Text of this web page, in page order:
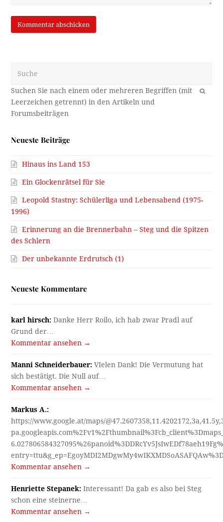
OK
Neueste Beiträge
Hinaus ins Land 153
Ein Glockenrätsel für Sie
Leopold Stastny: Schülerliga und Lebensabend (1975-
1996)
Erinnerung an die Brennerbahn – Steg und die Spitzen
des Schlern
Der unbekannte Erdrutsch (1)
Neueste Kommentare
karl hirsch: Danke Herr Roilo, ich hab zwar Pradl auf
Grund der…
Kommentar ansehen →
Manni Schneiderbauer: VIelen Dank! Die Vermutung hat
sich bestätigt. Die Null auf…
Kommentar ansehen →
Markus A.:
https://www.google.at/maps/
Kommentar ansehen →
Henriette Stepanek: Interessant! Da gab es also bei Steg
schon eine steinerne…
Kommentar ansehen →